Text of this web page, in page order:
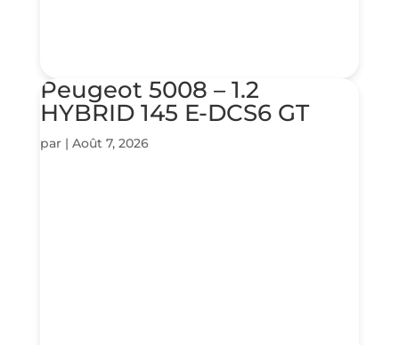
Peugeot 5008 – 1.2
HYBRID 145 E-DCS6 GT
par | Août 7, 2026